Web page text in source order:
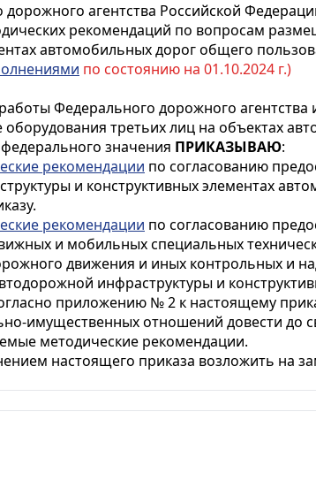
агентства Российской
рекомендаций по вопросам
автомобильных дорог общего
по состоянию на 01.10.2024 г.)
Федерального дорожного
третьих лиц на объектах
значения ПРИКАЗЫВАЮ:
рекомендации по согласованию
и конструктивных элементах
рекомендации по согласованию
и мобильных специальных
движения и иных контрольных и
инфраструктуры и
приложению № 2 к настоящему
имущественных отношений довести до
методические рекомендации.
настоящего приказа возложить на